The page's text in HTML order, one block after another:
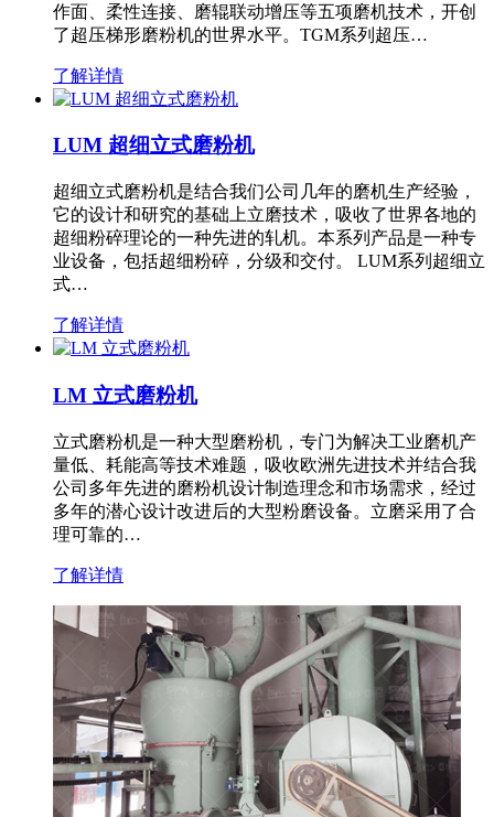
作面、柔性连接、磨辊联动增压等五项磨机技术，开创
了超压梯形磨粉机的世界水平。TGM系列超压…
了解详情
LUM 超细立式磨粉机
超细立式磨粉机是结合我们公司几年的磨机生产经验，
它的设计和研究的基础上立磨技术，吸收了世界各地的
超细粉碎理论的一种先进的轧机。本系列产品是一种专
业设备，包括超细粉碎，分级和交付。 LUM系列超细立
式…
了解详情
LM 立式磨粉机
立式磨粉机是一种大型磨粉机，专门为解决工业磨机产
量低、耗能高等技术难题，吸收欧洲先进技术并结合我
公司多年先进的磨粉机设计制造理念和市场需求，经过
多年的潜心设计改进后的大型粉磨设备。立磨采用了合
理可靠的…
了解详情